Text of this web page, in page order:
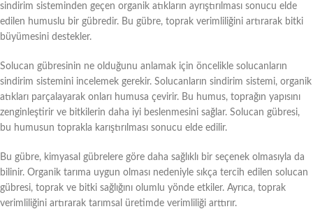
sindirim sisteminden geçen organik atıkların ayrıştırılması sonucu elde
edilen humuslu bir gübredir. Bu gübre, toprak verimliliğini artırarak bitki
büyümesini destekler.
Solucan gübresinin ne olduğunu anlamak için öncelikle solucanların
sindirim sistemini incelemek gerekir. Solucanların sindirim sistemi, organik
atıkları parçalayarak onları humusa çevirir. Bu humus, toprağın yapısını
zenginleştirir ve bitkilerin daha iyi beslenmesini sağlar. Solucan gübresi,
bu humusun toprakla karıştırılması sonucu elde edilir.
Bu gübre, kimyasal gübrelere göre daha sağlıklı bir seçenek olmasıyla da
bilinir. Organik tarıma uygun olması nedeniyle sıkça tercih edilen solucan
gübresi, toprak ve bitki sağlığını olumlu yönde etkiler. Ayrıca, toprak
verimliliğini artırarak tarımsal üretimde verimliliği arttırır.